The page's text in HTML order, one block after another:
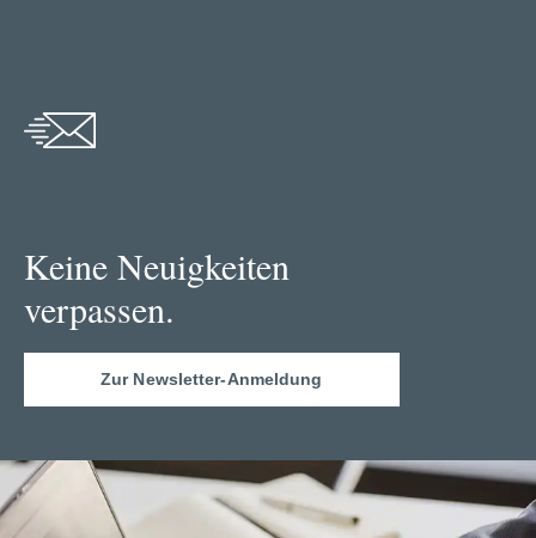
Keine Neuigkeiten
verpassen.
Zur Newsletter-Anmeldung